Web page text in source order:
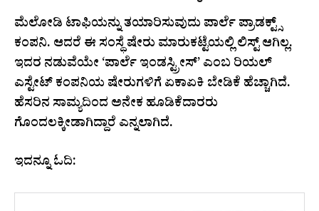
ಮೆಲೋಡಿ ಟಾಫಿಯನ್ನು ತಯಾರಿಸುವುದು ಪಾರ್ಲೆ ಪ್ರಾಡಕ್ಟ್ಸ್
ಕಂಪನಿ. ಆದರೆ ಈ ಸಂಸ್ಥೆ ಷೇರು ಮಾರುಕಟ್ಟೆಯಲ್ಲಿ ಲಿಸ್ಟ್ ಆಗಿಲ್ಲ.
ಇದರ ನಡುವೆಯೇ ‘ಪಾರ್ಲೆ ಇಂಡಸ್ಟ್ರೀಸ್’ ಎಂಬ ರಿಯಲ್
ಎಸ್ಟೇಟ್ ಕಂಪನಿಯ ಷೇರುಗಳಿಗೆ ಏಕಾಏಕಿ ಬೇಡಿಕೆ ಹೆಚ್ಚಾಗಿದೆ.
ಹೆಸರಿನ ಸಾಮ್ಯದಿಂದ ಅನೇಕ ಹೂಡಿಕೆದಾರರು
ಗೊಂದಲಕ್ಕೀಡಾಗಿದ್ದಾರೆ ಎನ್ನಲಾಗಿದೆ.
ಇದನ್ನೂ ಓದಿ: